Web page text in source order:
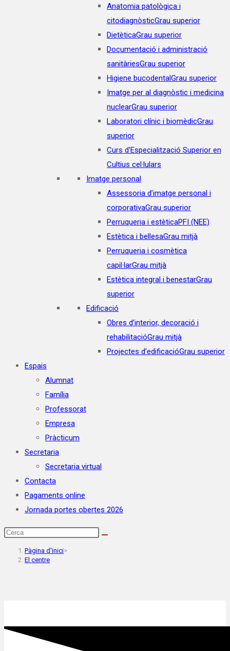
Anatomia patològica i
citodiagnòsticGrau superior
DietèticaGrau superior
Documentació i administració
sanitàriesGrau superior
Higiene bucodentalGrau superior
Imatge per al diagnòstic i medicina
nuclearGrau superior
Laboratori clínic i biomèdicGrau
superior
Curs d'Especialització Superior en
Cultius cel·lulars
Imatge personal
Assessoria d’imatge personal i
corporativaGrau superior
Perruqueria i estèticaPFI (NEE)
Estètica i bellesaGrau mitjà
Perruqueria i cosmètica
capil·larGrau mitjà
Estètica integral i benestarGrau
superior
Edificació
Obres d’interior, decoració i
rehabilitacióGrau mitjà
Projectes d’edificacióGrau superior
Espais
Alumnat
Família
Professorat
Empresa
Pràcticum
Secretaria
Secretaria virtual
Contacta
Pagaments online
Jornada portes obertes 2026
Pàgina d'inici>
El centre